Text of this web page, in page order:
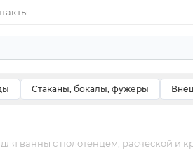
Стаканы, бокалы, фужеры
ванны с полотенцем, расческой и